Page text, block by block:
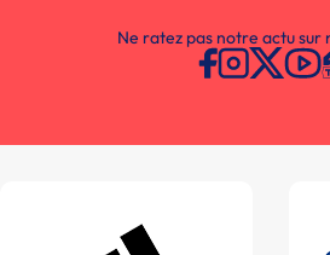
Ne ratez pas notre actu sur